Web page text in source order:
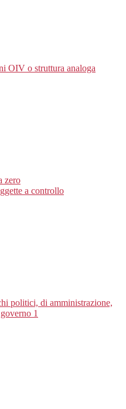
OIV o struttura analoga
zero
a controllo
politici, di amministrazione,
1